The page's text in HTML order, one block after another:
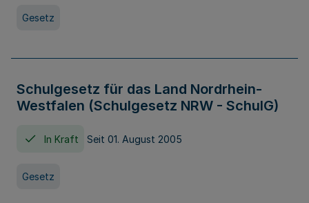
Gesetz
Schulgesetz für das Land Nordrhein-
Westfalen (Schulgesetz NRW - SchulG)
In Kraft Seit 01. August 2005
Gesetz